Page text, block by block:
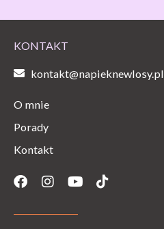
KONTAKT
kontakt@napieknewlosy.pl
O mnie
Porady
Kontakt
Facebook
Instagram
YoutubeTiktok